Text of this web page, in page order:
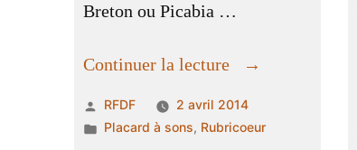
Breton ou Picabia …
Continuer la lecture
« la
vous
connaissez? »
Publié
par
RFDF
2 avril 2014
Publié
Placard à sons, Rubricoeur